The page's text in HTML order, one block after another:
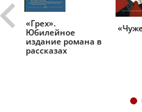
«Грех».
Юбилейное
издание романа в
рассказах